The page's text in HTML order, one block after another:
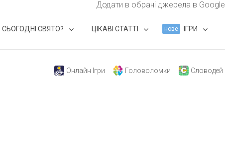
Додати в обрані джерела в Google
СЬОГОДНІ СВЯТО? ЦІКАВІ СТАТТІ нове ІГРИ
Онлайн Ігри Головоломки Словодей